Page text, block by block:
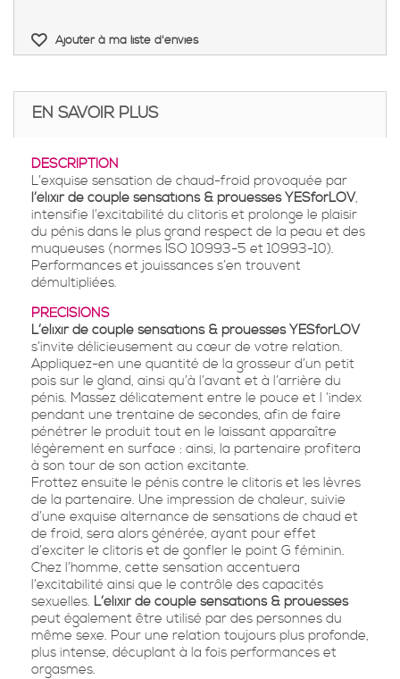
Ajouter à ma liste d'envies
EN SAVOIR PLUS
DESCRIPTION
L’exquise sensation de chaud-froid provoquée par
l’élixir de couple sensations & prouesses YESforLOV,
intensifie l’excitabilité du clitoris et prolonge le plaisir
du pénis dans le plus grand respect de la peau et des
muqueuses (normes ISO 10993-5 et 10993-10).
Performances et jouissances s’en trouvent
démultipliées.
PRÉCISIONS
L’élixir de couple sensations & prouesses YESforLOV
s’invite délicieusement au cœur de votre relation.
Appliquez-en une quantité de la grosseur d’un petit
pois sur le gland, ainsi qu’à l’avant et à l’arrière du
pénis. Massez délicatement entre le pouce et l ‘index
pendant une trentaine de secondes, afin de faire
pénétrer le produit tout en le laissant apparaître
légèrement en surface : ainsi, la partenaire profitera
à son tour de son action excitante.
Frottez ensuite le pénis contre le clitoris et les lèvres
de la partenaire. Une impression de chaleur, suivie
d’une exquise alternance de sensations de chaud et
de froid, sera alors générée, ayant pour effet
d’exciter le clitoris et de gonfler le point G féminin.
Chez l’homme, cette sensation accentuera
l’excitabilité ainsi que le contrôle des capacités
sexuelles. L’élixir de couple sensations & prouesses
peut également être utilisé par des personnes du
même sexe. Pour une relation toujours plus profonde,
plus intense, décuplant à la fois performances et
orgasmes.